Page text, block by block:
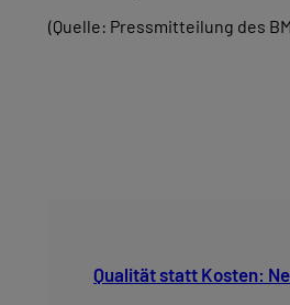
(Quelle: Pressmitteilung des
Qualität statt Kosten: